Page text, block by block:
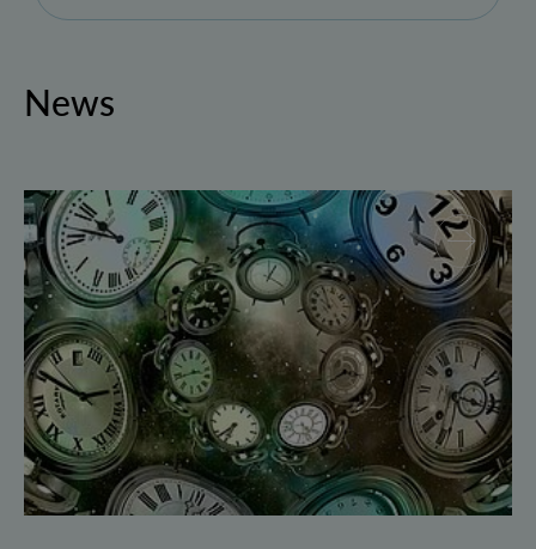
News
Geborgte Zeit: Forscher spulen Quantensysteme vor